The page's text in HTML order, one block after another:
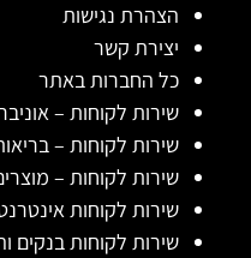
הצהרת נגישות
יצירת קשר
כל החברות באתר
שירות לקוחות –
שירות לקוחות – בריאות
שירות לקוחות –
שירות לקוחות אינטרנט
שירות לקוחות בנקים